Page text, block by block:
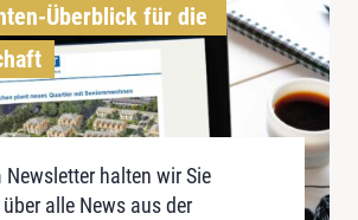
Überblick für die
Newsletter halten wir Sie
alle News aus der